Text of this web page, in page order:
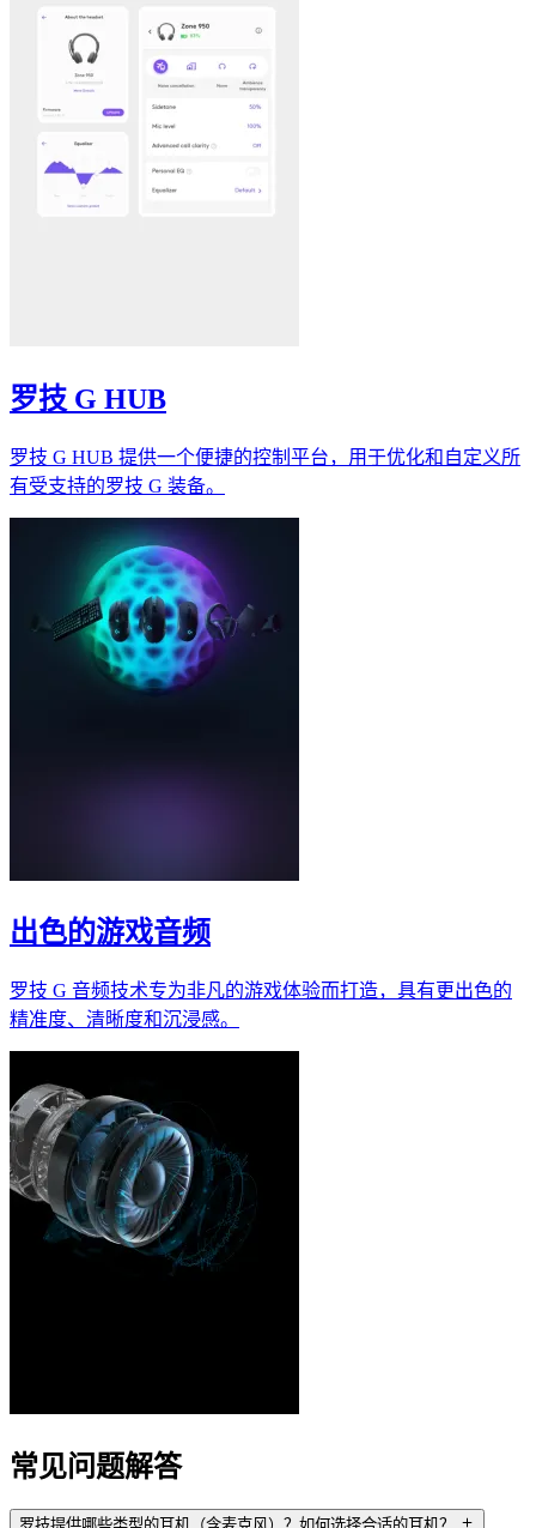
罗技 G HUB
罗技 G HUB 提供一个便捷的控制平台，用于优化和自定义所
有受支持的罗技 G 装备。
出色的游戏音频
罗技 G 音频技术专为非凡的游戏体验而打造，具有更出色的
精准度、清晰度和沉浸感。
常见问题解答